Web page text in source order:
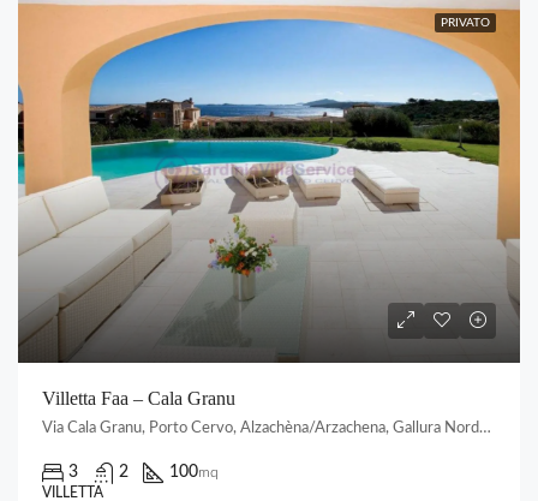
PRIVATO
Villetta Faa – Cala Granu
Via Cala Granu, Porto Cervo, Alzachèna/Arzachena, Gallura Nord-Est Sardegna, Sardigna/Sardegna, Italia
3 2 100mq
VILLETTA